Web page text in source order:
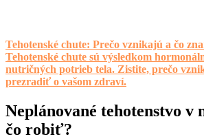
Tehotenské chute: Prečo vznikajú a čo
Tehotenské chute sú výsledkom
nutričných potrieb tela. Zistite, prečo
prezradiť o vašom zdraví.
Neplánované tehotenstvo v
čo robiť?